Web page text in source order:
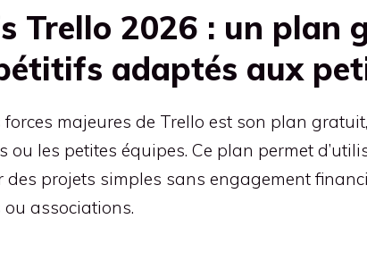
Trello 2026 : un plan
adaptés aux
forces majeures de Trello est son plan
ou les petites équipes. Ce plan permet
des projets simples sans engagement
associations.